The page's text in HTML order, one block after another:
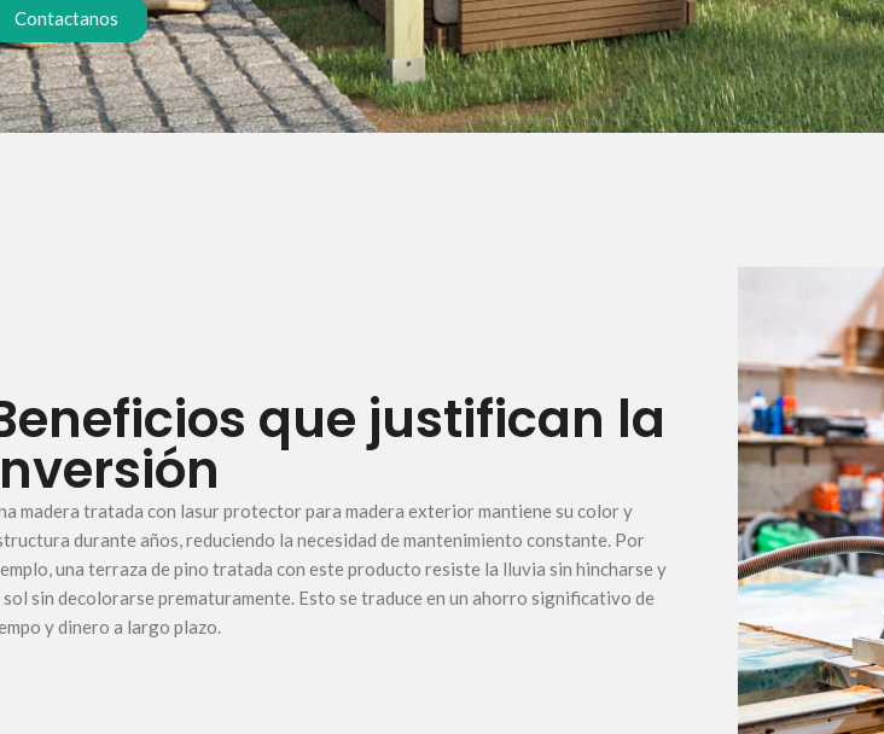
Contactanos
que justifican la
madera tratada con lasur protector para madera exterior mantiene su color y
durante años, reduciendo la necesidad de mantenimiento constante. Por
una terraza de pino tratada con este producto resiste la lluvia sin hincharse y
sol sin decolorarse prematuramente. Esto se traduce en un ahorro significativo de
y dinero a largo plazo.